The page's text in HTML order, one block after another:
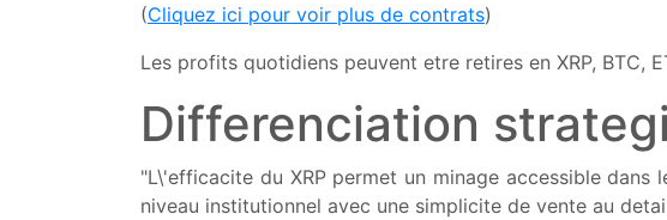
(Cliquez ici pour voir plus de contrats)
Les profits quotidiens peuvent etre retires en XRP, BTC,
Differenciation
"L\'efficacite du XRP permet un minage accessible
niveau institutionnel avec une simplicite de vente au